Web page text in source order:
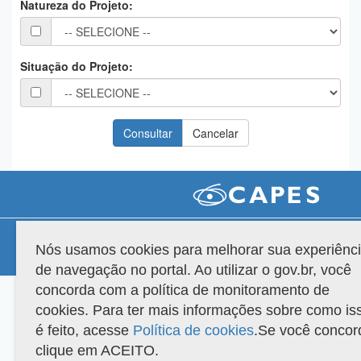
Planalto
Natureza do Projeto:
Situação do Projeto:
Versão do sistema: 3.88.9 Copyright 2022 Capes. Todos os direitos reservados.
Nós usamos cookies para melhorar sua
de navegação no portal. Ao utilizar o gov.br, você
concorda com a política de monitoramento de
cookies. Para ter mais informações sobre como
é feito, acesse Política de cookies.Se você
clique em ACEITO.